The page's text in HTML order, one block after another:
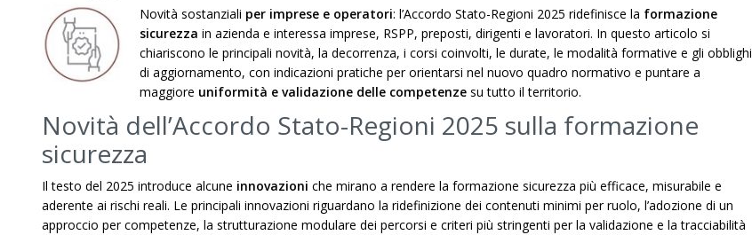
Novità sostanziali per imprese e operatori: l’Accordo Stato-Regioni 2025 ridefinisce la formazione
sicurezza in azienda e interessa imprese, RSPP, preposti, dirigenti e lavoratori. In questo articolo si
chiariscono le principali novità, la decorrenza, i corsi coinvolti, le durate, le modalità formative e gli obblighi
di aggiornamento, con indicazioni pratiche per orientarsi nel nuovo quadro normativo e puntare a
maggiore uniformità e validazione delle competenze su tutto il territorio.
Novità dell’Accordo Stato-Regioni 2025 sulla formazione
sicurezza
Il testo del 2025 introduce alcune innovazioni che mirano a rendere la formazione sicurezza più efficace, misurabile e
aderente ai rischi reali. Le principali innovazioni riguardano la ridefinizione dei contenuti minimi per ruolo, l’adozione di un
approccio per competenze, la strutturazione modulare dei percorsi e criteri più stringenti per la validazione e la tracciabilità